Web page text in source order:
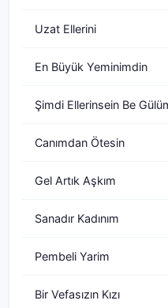
Uzat Ellerini
En Büyük Yeminimdin
Şimdi Ellerinsein Be
Canımdan Ötesin
Gel Artık Aşkım
Sanadır Kadınım
Pembeli Yarim
Bir Vefasızın Kızı